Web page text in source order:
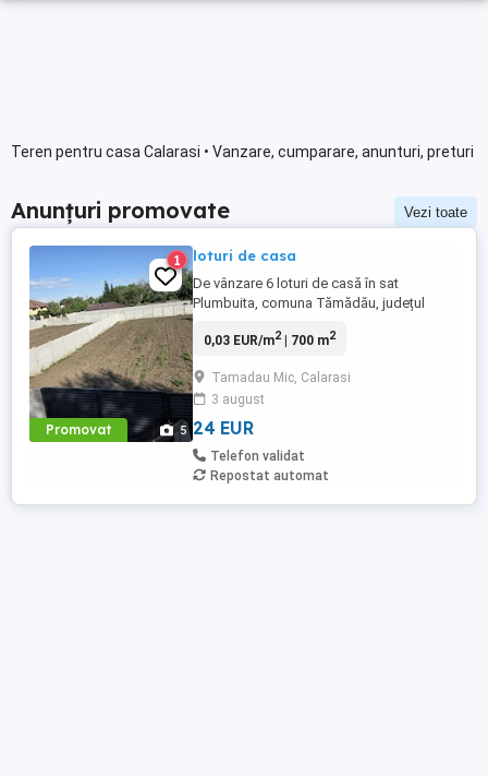
Teren pentru casa Calarasi • Vanzare, cumparare, anunturi, preturi
Anunțuri promovate Vezi toate
Promovat 5
1 loturi de casa
De vânzare 6 loturi de casă în sat
Plumbuita, comuna Tămădău, județul
cei care își doresc să construiască o
interesați de o investiție într-o zonă cu
potențial de dezvoltare. Se oferă spre
vânzare: 3 loturi ...
0,03 EUR/m2| 700 m2
Tamadau Mic, Calarasi
3 august
24 EUR
Telefon validat
Repostat automat